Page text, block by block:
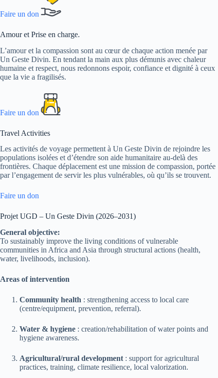
Faire un don
Amour et Prise en charge.
L’amour et la compassion sont au cœur de chaque action menée par
Un Geste Divin. En tendant la main aux plus démunis avec chaleur
humaine et respect, nous redonnons espoir, confiance et dignité à ceux
que la vie a fragilisés.
Faire un don
Travel Activities
Les activités de voyage permettent à Un Geste Divin de rejoindre les
populations isolées et d’étendre son aide humanitaire au-delà des
frontières. Chaque déplacement est une mission de compassion, portée
par l’engagement de servir les plus vulnérables, où qu’ils se trouvent.
Faire un don
Projet UGD – Un Geste Divin (2026–2031)
General objective:
To sustainably improve the living conditions of vulnerable
communities in Africa and Asia through structural actions (health,
water, livelihoods, inclusion).
Areas of intervention
Community health : strengthening access to local care
(centre/equipment, prevention, referral).
Water & hygiene : creation/rehabilitation of water points and
hygiene awareness.
Agricultural/rural development : support for agricultural
practices, training, climate resilience, local valorization.